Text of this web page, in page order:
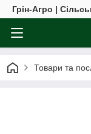
Грін-Агро |
Товари та